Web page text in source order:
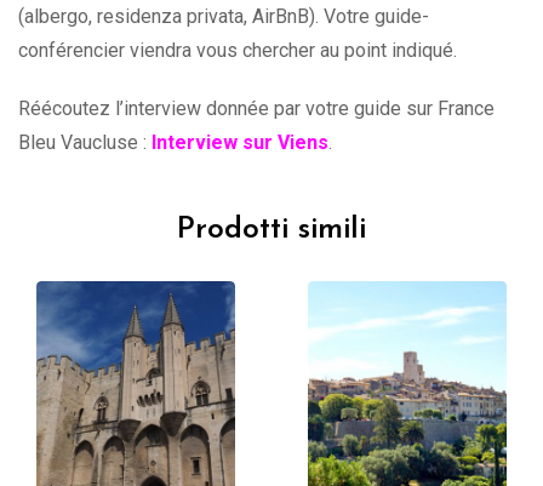
(albergo, residenza privata, AirBnB). Votre guide-
conférencier viendra vous chercher au point indiqué.
Réécoutez l’interview donnée par votre guide sur France
Bleu Vaucluse : Interview sur Viens.
Prodotti simili